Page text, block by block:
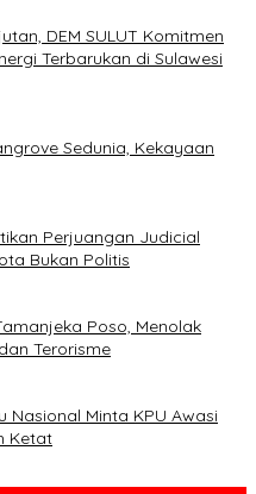
DEM SULUT Komitmen
Terbarukan di Sulawesi
Sedunia, Kekayaan
Perjuangan Judicial
Bukan Politis
Poso, Menolak
Terorisme
Nasional Minta KPU Awasi
Ketat